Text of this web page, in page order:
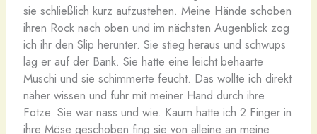
sie schließlich kurz aufzustehen. Meine Hände schoben
ihren Rock nach oben und im nächsten Augenblick zog
ich ihr den Slip herunter. Sie stieg heraus und schwups
lag er auf der Bank. Sie hatte eine leicht behaarte
Muschi und sie schimmerte feucht. Das wollte ich direkt
näher wissen und fuhr mit meiner Hand durch ihre
Fotze. Sie war nass und wie. Kaum hatte ich 2 Finger in
ihre Möse geschoben fing sie von alleine an meine